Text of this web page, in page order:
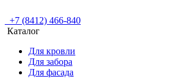
+7 (8412) 466-840
Каталог
Для кровли
Для забора
Для фасада